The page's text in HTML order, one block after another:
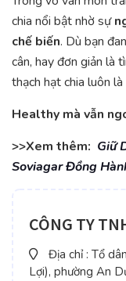
chia nổi bật nhờ sự
chế biến. Dù bạn
cân, hay đơn giản là
thạch hạt chia luôn
Healthy mà vẫn
>>Xem thêm: Giữ
Soviagar Đồng
CÔNG TY
Địa chỉ : Tổ
Lợi), phường An